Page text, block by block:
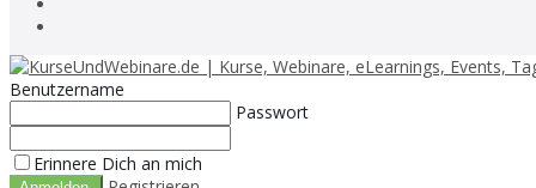
Benutzername
Passwort
Erinnere Dich an mich